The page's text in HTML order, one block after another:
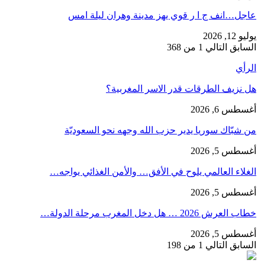
عاجل…انف ج ا ر قوي يهز مدينة وهران ليلة امس
يوليو 12, 2026
السابق التالي 1 من 368
الرأي
هل نزيف الطرقات قدر الاسر المغربية؟
أغسطس 6, 2026
من شبّاك سوريا يدير حزب الله وجهه نحو السعوديّة
أغسطس 5, 2026
الغلاء العالمي يلوح في الأفق… والأمن الغذائي يواجه…
أغسطس 5, 2026
خطاب العرش 2026 … هل دخل المغرب مرحلة الدولة…
أغسطس 5, 2026
السابق التالي 1 من 198